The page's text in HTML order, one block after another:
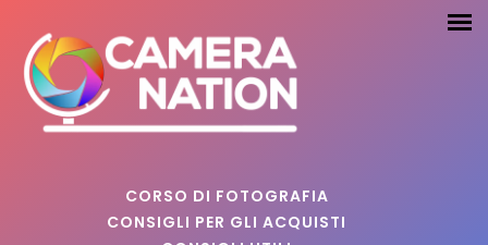
CORSO DI FOTOGRAFIA
CONSIGLI PER GLI ACQUISTI